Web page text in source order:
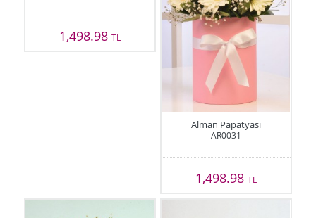
1,498.98TL
Alman Papatyası
AR0031
1,498.98 TL